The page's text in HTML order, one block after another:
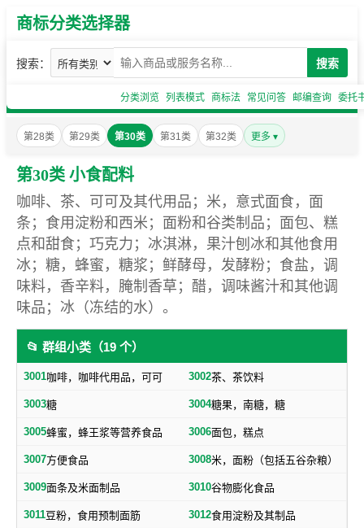
商标分类选择器
搜索： 搜索
分类浏览 列表模式 商标法 常见问答 邮编查询 委托
第28类 第29类 第30类 第31类 第32类 更多 ▾
第30类 小食配料
咖啡、茶、可可及其代用品；米，意式面食，面
条；食用淀粉和西米；面粉和谷类制品；面包、糕
点和甜食；巧克力；冰淇淋，果汁刨冰和其他食用
冰；糖，蜂蜜，糖浆；鲜酵母，发酵粉；食盐，调
味料，香辛料，腌制香草；醋，调味酱汁和其他调
味品；冰（冻结的水）。
📂 群组小类（19 个）
3001咖啡，咖啡代用品，可可 3002茶、茶饮料
3003糖 3004糖果，南糖，糖
3005蜂蜜，蜂王浆等营养食品 3006面包，糕点
3007方便食品 3008米，面粉（包括五谷杂粮）
3009面条及米面制品 3010谷物膨化食品
3011豆粉，食用预制面筋 3012食用淀粉及其制品